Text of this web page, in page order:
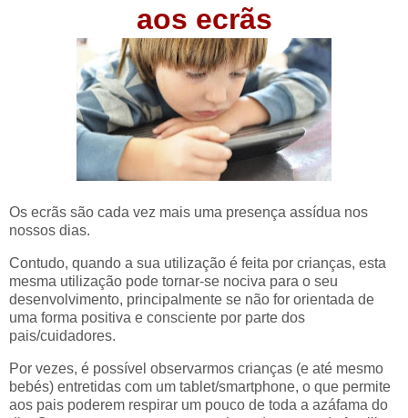
aos ecrãs
Os ecrãs são cada vez mais uma presença assídua nos
nossos dias.
Contudo, quando a sua utilização é feita por crianças, esta
mesma utilização pode tornar-se nociva para o seu
desenvolvimento, principalmente se não for orientada de
uma forma positiva e consciente por parte dos
pais/cuidadores.
Por vezes, é possível observarmos crianças (e até mesmo
bebés) entretidas com um tablet/smartphone, o que permite
aos pais poderem respirar um pouco de toda a azáfama do